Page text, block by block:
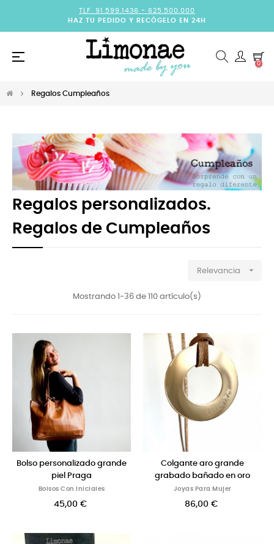
TLF. 91.599.1436 - 625.500.000
HAZ TU PEDIDO Y RECÓGELO EN 24H
Navegación
☰
0
Regalos Cumpleaños
Regalos personalizados.
Regalos de Cumpleaños
Relevancia 
Mostrando 1-36 de 110 artículo(s)
Bolso personalizado grande
piel Praga
Bolsos Con Iniciales
45,00 €
Colgante aro grande
grabado bañado en oro
Joyas Para Mujer
86,00 €